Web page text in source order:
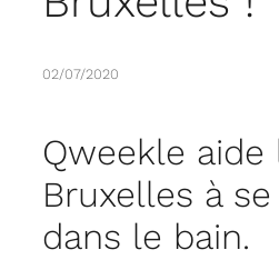
02/07/2020
Qweekle aide
Bruxelles à
dans le bain.